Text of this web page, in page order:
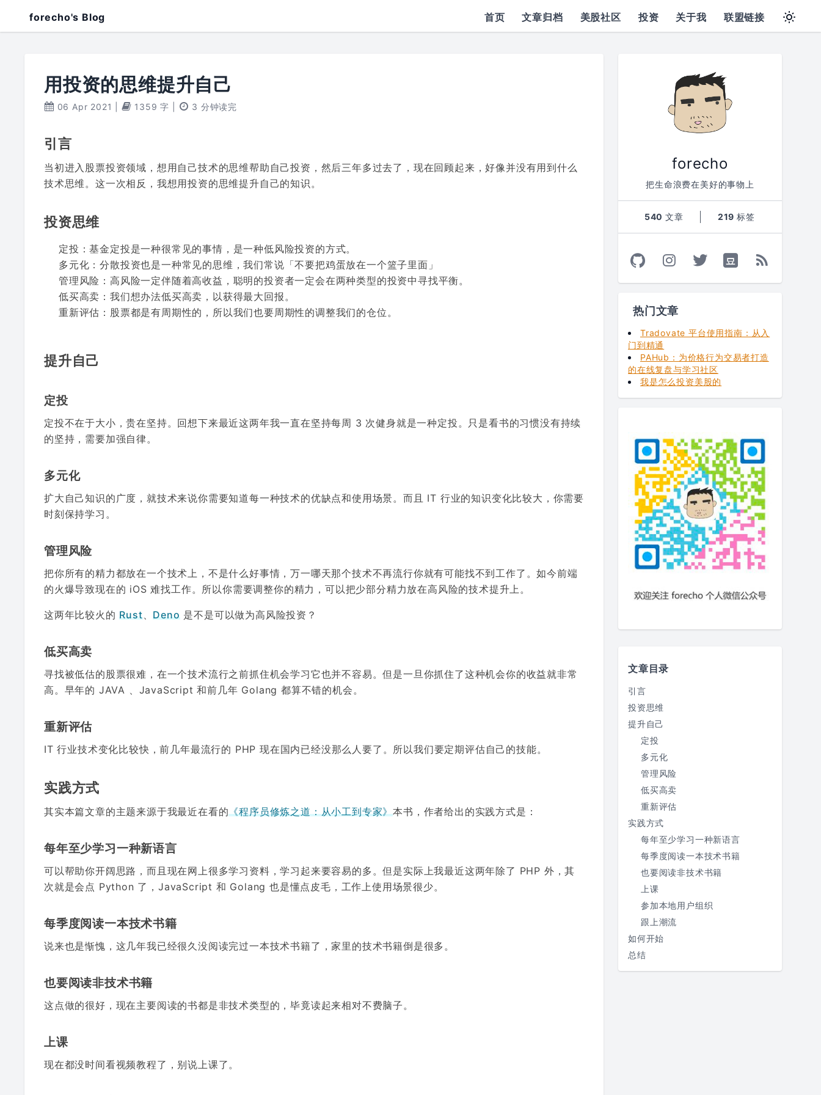
forecho's Blog 首页 文章归档 美股社区 投资 关于我 联盟链接
用投资的思维提升自己
06 Apr 2021 1359 字 3 分钟读完
引言
当初进入股票投资领域，想用自己技术的思维帮助自己投资，然后三年多过去了，现在回顾起来，好像并没有用到什么
技术思维。这一次相反，我想用投资的思维提升自己的知识。
投资思维
定投：基金定投是一种很常见的事情，是一种低风险投资的方式。
多元化：分散投资也是一种常见的思维，我们常说「不要把鸡蛋放在一个篮子里面」
管理风险：高风险一定伴随着高收益，聪明的投资者一定会在两种类型的投资中寻找平衡。
低买高卖：我们想办法低买高卖，以获得最大回报。
重新评估：股票都是有周期性的，所以我们也要周期性的调整我们的仓位。
提升自己
定投
定投不在于大小，贵在坚持。回想下来最近这两年我一直在坚持每周 3 次健身就是一种定投。只是看书的习惯没有持续
的坚持，需要加强自律。
多元化
扩大自己知识的广度，就技术来说你需要知道每一种技术的优缺点和使用场景。而且 IT 行业的知识变化比较大，你需要
时刻保持学习。
管理风险
把你所有的精力都放在一个技术上，不是什么好事情，万一哪天那个技术不再流行你就有可能找不到工作了。如今前端
的火爆导致现在的 iOS 难找工作。所以你需要调整你的精力，可以把少部分精力放在高风险的技术提升上。
这两年比较火的Rust、Deno是不是可以做为高风险投资？
低买高卖
寻找被低估的股票很难，在一个技术流行之前抓住机会学习它也并不容易。但是一旦你抓住了这种机会你的收益就非常
高。早年的 JAVA 、JavaScript 和前几年 Golang 都算不错的机会。
重新评估
IT 行业技术变化比较快，前几年最流行的 PHP 现在国内已经没那么人要了。所以我们要定期评估自己的技能。
实践方式
其实本篇文章的主题来源于我最近在看的《程序员修炼之道：从小工到专家》本书，作者给出的实践方式是：
每年至少学习一种新语言
可以帮助你开阔思路，而且现在网上很多学习资料，学习起来要容易的多。但是实际上我最近这两年除了 PHP 外，其
次就是会点 Python 了，JavaScript 和 Golang 也是懂点皮毛，工作上使用场景很少。
每季度阅读一本技术书籍
说来也是惭愧，这几年我已经很久没阅读完过一本技术书籍了，家里的技术书籍倒是很多。
也要阅读非技术书籍
这点做的很好，现在主要阅读的书都是非技术类型的，毕竟读起来相对不费脑子。
上课
现在都没时间看视频教程了，别说上课了。
forecho
把生命浪费在美好的事物上
540文章 219标签
热门文章
Tradovate 平台使用指南：从入
门到精通
PAHub：为价格行为交易者打造
的在线复盘与学习社区
我是怎么投资美股的
文章目录
引言
投资思维
提升自己
定投
多元化
管理风险
低买高卖
重新评估
实践方式
每年至少学习一种新语言
每季度阅读一本技术书籍
也要阅读非技术书籍
上课
参加本地用户组织
跟上潮流
如何开始
总结